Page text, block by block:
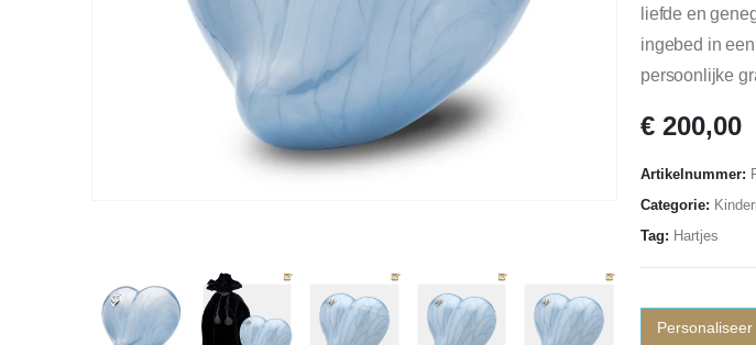
liefde en
ingebed in
persoonlijke
€ 200,00
Artikelnummer:
Categorie:
Tag: Hartjes